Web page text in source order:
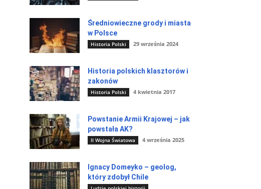
Średniowieczne grody i miasta
w Polsce
Historia Polski 29 września 2024
Historia polskich klasztorów i
zakonów
Historia Polski 4 kwietnia 2017
Powstanie Armii Krajowej – jak
powstała AK?
II Wojna Światowa 4 września 2025
Ignacy Domeyko – geolog,
który zdobył Chile